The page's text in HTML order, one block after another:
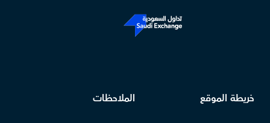
خريطة الموقع الملاحظات